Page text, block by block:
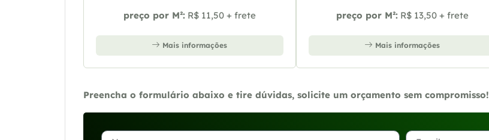
preço por M²: R$ 11,50 + frete
Mais informações
preço por M²: R$ 13,50 + frete
Mais informações
Preencha o formulário abaixo e tire dúvidas, solicite um orçamento sem compromisso!